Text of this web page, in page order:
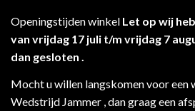
Openingstijden winkel Let op wij
van vrijdag 17 juli t/m vrijdag 7
dan gesloten .
Mocht u willen langskomen voor een
Wedstrijd Jammer , dan graag een